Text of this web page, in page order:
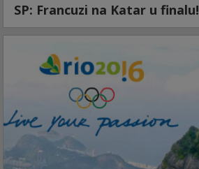
SP: Francuzi na Katar u finalu!